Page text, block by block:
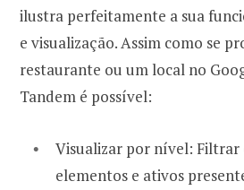
ilustra perfeitamente a sua
e visualização. Assim como se
restaurante ou um local no
Tandem é possível:
Visualizar por nível: Filtrar
elementos e ativos